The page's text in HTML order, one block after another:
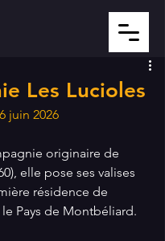
Les Lucioles
juin 2026
originaire de
elle pose ses valises
résidence de
Pays de Montbéliard.